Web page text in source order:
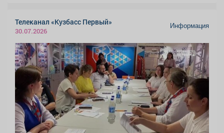
Телеканал «Кузбасс Первый»
30.07.2026
Информация